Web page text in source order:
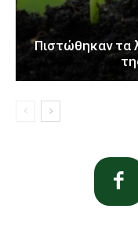
Πιστώθηκαν τα